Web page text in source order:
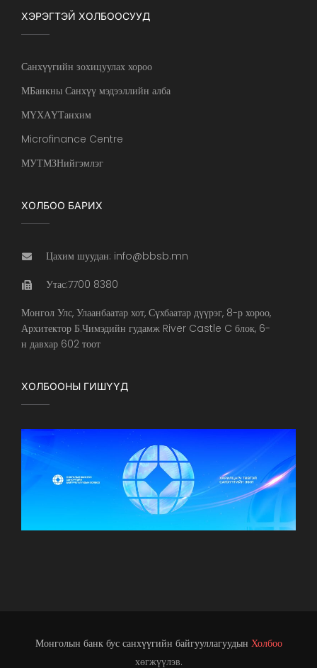
ХЭРЭГТЭЙ ХОЛБООСУУД
Санхүүгийн зохицуулах хороо
МБанкны Санхүү мэдээллийн алба
МҮХАҮТанхим
Microfinance Centre
МУТМЗНийгэмлэг
ХОЛБОО БАРИХ
Цахим шуудан: info@bbsb.mn
Утас:7700 8380
Монгол Улс, Улаанбаатар хот, Сүхбаатар дүүрэг, 8-р хороо,
Архитектор Б.Чимэдийн гудамж River Castle C блок, 6-
н давхар 602 тоот
ХОЛБООНЫ ГИШҮҮД
Монголын банк бус санхүүгийн байгууллагуудын Холбоо
хөгжүүлэв.